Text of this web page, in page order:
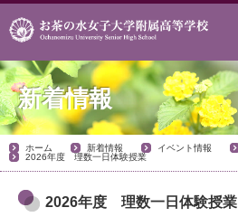
新着情報
ホーム 新着情報 イベント情報
2026年度 理数一日体験授業
2026年度 理数一日体験授業